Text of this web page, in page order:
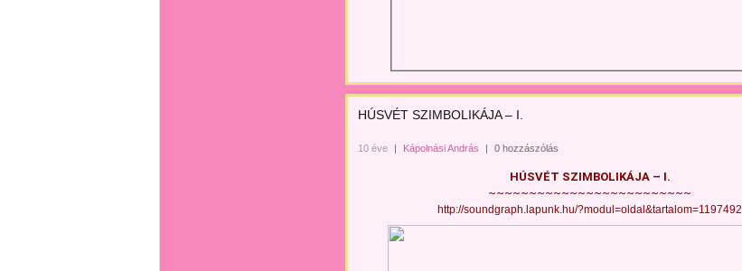
HÚSVÉT SZIMBOLIKÁJA – I.
10 éve | Kápolnási András | 0 hozzászólás
HÚSVÉT SZIMBOLIKÁJA – I.
~~~~~~~~~~~~~~~~~~~~~~~~~
http://soundgraph.lapunk.hu/?modul=oldal&tartalom=1197492